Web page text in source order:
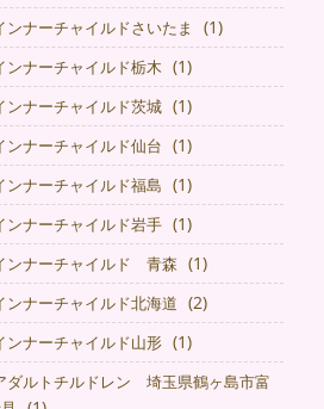
ンナーチャイルドさいたま (1)
ンナーチャイルド栃木 (1)
ンナーチャイルド茨城 (1)
ンナーチャイルド仙台 (1)
ンナーチャイルド福島 (1)
ンナーチャイルド岩手 (1)
ンナーチャイルド 青森 (1)
ンナーチャイルド北海道 (2)
ンナーチャイルド山形 (1)
ダルトチルドレン 埼玉県鶴ヶ島市富